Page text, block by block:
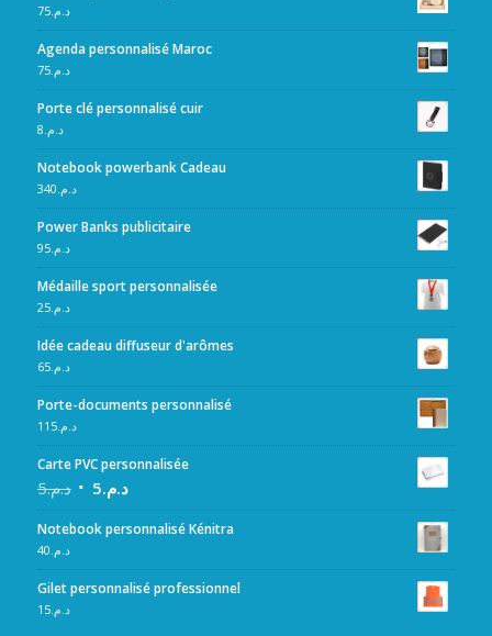
د.م.75
Agenda personnalisé Maroc
د.م.75
Porte clé personnalisé cuir
د.م. 8
Notebook powerbank Cadeau
د.م. 340
Power Banks publicitaire
د.م.95
Médaille sport personnalisée
د.م.25
Idée cadeau diffuseur d'arômes
د.م.65
Porte-documents personnalisé
د.م.115
Carte PVC personnalisée
د.م.5 د.م.5
Notebook personnalisé Kénitra
د.م. 40
Gilet personnalisé professionnel
د.م.15